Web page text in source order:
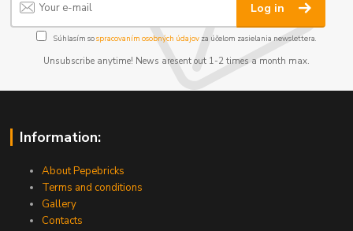
Log in
Súhlasím sospracovaním osobných údajov za účelom zasielania newslettera.
Unsubscribe anytime! News aresent out 1-2 times a month max.
Information:
About Pepebricks
Terms and conditions
Gallery
Contacts